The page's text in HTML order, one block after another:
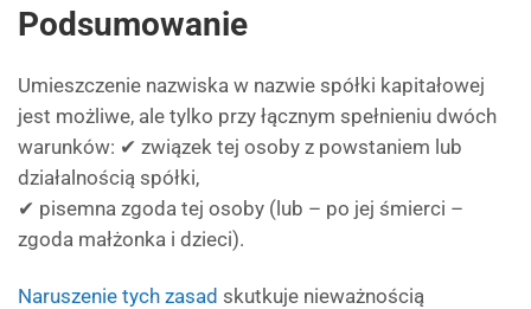
Podsumowanie
Umieszczenie nazwiska w nazwie spółki kapitałowej
jest możliwe, ale tylko przy łącznym spełnieniu dwóch
warunków: ✔ związek tej osoby z powstaniem lub
działalnością spółki,
✔ pisemna zgoda tej osoby (lub – po jej śmierci –
zgoda małżonka i dzieci).
Naruszenie tych zasad skutkuje nieważnością